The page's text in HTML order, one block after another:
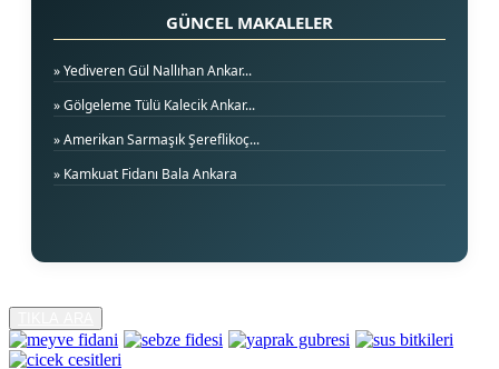
GÜNCEL MAKALELER
» Yediveren Gül Nallıhan Ankar...
» Gölgeleme Tülü Kalecik Ankar...
» Amerikan Sarmaşık Şereflikoç...
» Kamkuat Fidanı Bala Ankara